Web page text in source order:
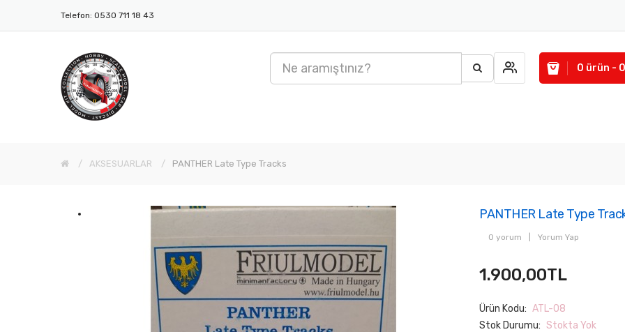
Telefon: 0530 711 18 43
0 ürün -
AKSESUARLAR PANTHER Late Type Tracks
PANTHER Late Type
0 yorum Yorum Yap
1.900,00TL
Ürün Kodu: ATL-08
Stok Durumu: Stokta Yok